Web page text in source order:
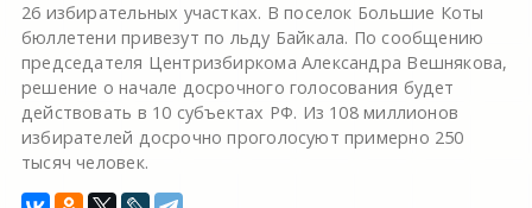
26 избирательных участках. В поселок Большие Коты
бюллетени привезут по льду Байкала. По сообщению
председателя Центризбиркома Александра Вешнякова,
решение о начале досрочного голосования будет
действовать в 10 субъектах РФ. Из 108 миллионов
избирателей досрочно проголосуют примерно 250
тысяч человек.